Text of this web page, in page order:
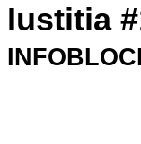
Iustitia